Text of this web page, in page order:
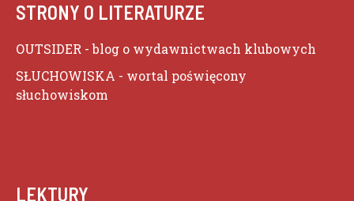
STRONY O LITERATURZE
OUTSIDER - blog o wydawnictwach klubowych
SŁUCHOWISKA - wortal poświęcony
słuchowiskom
LEKTURY